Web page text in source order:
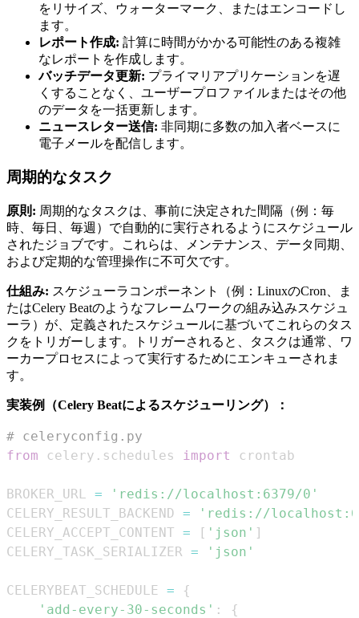
をリサイズ、ウォーターマーク、またはエンコードし
ます。
レポート作成: 計算に時間がかかる可能性のある複雑
なレポートを作成します。
バッチデータ更新: プライマリアプリケーションを遅
くすることなく、ユーザープロファイルまたはその他
のデータを一括更新します。
ニュースレター送信: 非同期に多数の加入者ベースに
電子メールを配信します。
周期的なタスク
原則: 周期的なタスクは、事前に決定された間隔（例：毎
時、毎日、毎週）で自動的に実行されるようにスケジュール
されたジョブです。これらは、メンテナンス、データ同期、
および定期的な管理操作に不可欠です。
仕組み: スケジューラコンポーネント（例：LinuxのCron、ま
たはCelery Beatのようなフレームワークの組み込みスケジュ
ーラ）が、定義されたスケジュールに基づいてこれらのタス
クをトリガーします。トリガーされると、タスクは通常、ワ
ーカープロセスによって実行するためにエンキューされま
す。
実装例（Celery Beatによるスケジューリング）：
# celeryconfig.py
from celery . schedules import
BROKER_URL =
'redis://localhost:6379/0'
CELERY_RESULT_BACKEND =
'redis://
CELERY_ACCEPT_CONTENT = [ 'json' ]
CELERY_TASK_SERIALIZER = 'json'
CELERYBEAT_SCHEDULE =
{
'add-every-30-seconds' :
{